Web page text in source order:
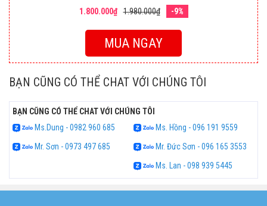
1.800.000₫ 1.980.000₫ -9%
MUA NGAY
BẠN CŨNG CÓ THỂ CHAT VỚI CHÚNG TÔI
BẠN CŨNG CÓ THỂ CHAT VỚI CHÚNG TÔI
Ms.Dung - 0982 960 685
Ms. Hồng - 096 191 9559
Mr. Sơn - 0973 497 685
Mr. Đức Sơn - 096 165 3553
Ms. Lan - 098 939 5445